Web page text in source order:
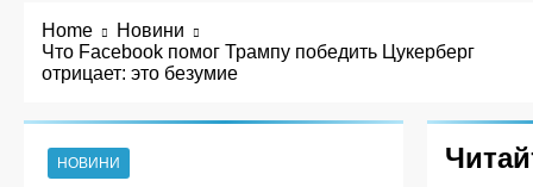
Home
Новини
Что Facebook помог Трампу победить Цукерберг
отрицает: это безумие
НОВИНИ